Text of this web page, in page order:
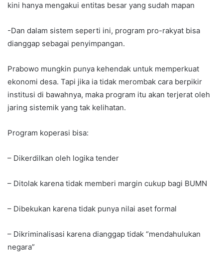
kini hanya mengakui entitas besar yang sudah mapan
-Dan dalam sistem seperti ini, program pro-rakyat bisa
dianggap sebagai penyimpangan.
Prabowo mungkin punya kehendak untuk memperkuat
ekonomi desa. Tapi jika ia tidak merombak cara berpikir
institusi di bawahnya, maka program itu akan terjerat oleh
jaring sistemik yang tak kelihatan.
Program koperasi bisa:
– Dikerdilkan oleh logika tender
– Ditolak karena tidak memberi margin cukup bagi BUMN
– Dibekukan karena tidak punya nilai aset formal
– Dikriminalisasi karena dianggap tidak “mendahulukan
negara”